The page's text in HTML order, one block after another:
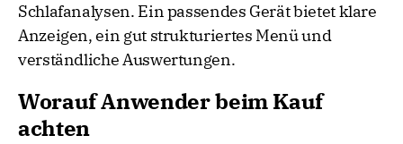
Schlafanalysen. Ein passendes Gerät bietet klare
Anzeigen, ein gut strukturiertes Menü und
verständliche Auswertungen.
Worauf Anwender beim Kauf
achten